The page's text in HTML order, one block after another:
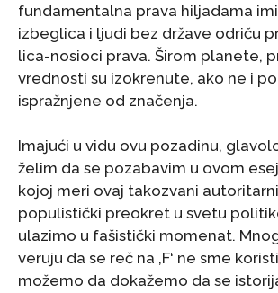
fundamentalna prava hiljadama
izbeglica i ljudi bez države odriču
lica-nosioci prava. Širom planete,
vrednosti su izokrenute, ako ne i
ispražnjene od značenja.
Imajući u vidu ovu pozadinu,
želim da se pozabavim u ovom
kojoj meri ovaj takozvani
populistički preokret u svetu
ulazimo u fašistički momenat.
veruju da se reč na ‚F‘ ne sme
možemo da dokažemo da se